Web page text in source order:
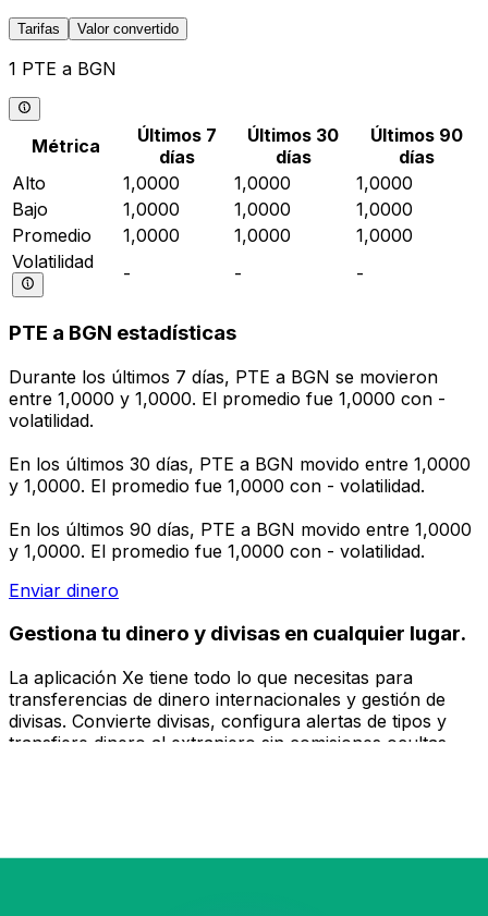
Tarifas Valor convertido
1 PTE a BGN
Métrica
Últimos 7
días
Últimos 30
días
Últimos 90
días
Alto
1,0000 1,0000
1,0000
Bajo
1,0000 1,0000
1,0000
Promedio
1,0000 1,0000
1,0000
Volatilidad
- - -
PTE a BGN estadísticas
Durante los últimos 7 días, PTE a BGN se movieron
entre 1,0000 y 1,0000. El promedio fue 1,0000 con -
volatilidad.
En los últimos 30 días, PTE a BGN movido entre 1,0000
y 1,0000. El promedio fue 1,0000 con - volatilidad.
En los últimos 90 días, PTE a BGN movido entre 1,0000
y 1,0000. El promedio fue 1,0000 con - volatilidad.
Enviar dinero
Gestiona tu dinero y divisas en cualquier lugar.
La aplicación Xe tiene todo lo que necesitas para
transferencias de dinero internacionales y gestión de
divisas. Convierte divisas, configura alertas de tipos y
transfiere dinero al extranjero sin comisiones ocultas.